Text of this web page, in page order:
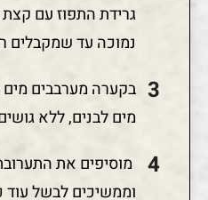
גרידת התפוז עם
נמוכה עד שמקבלים
בקערה מערבבים
מים לבנים, ללא
מוסיפים את
וממשיכים לבשל